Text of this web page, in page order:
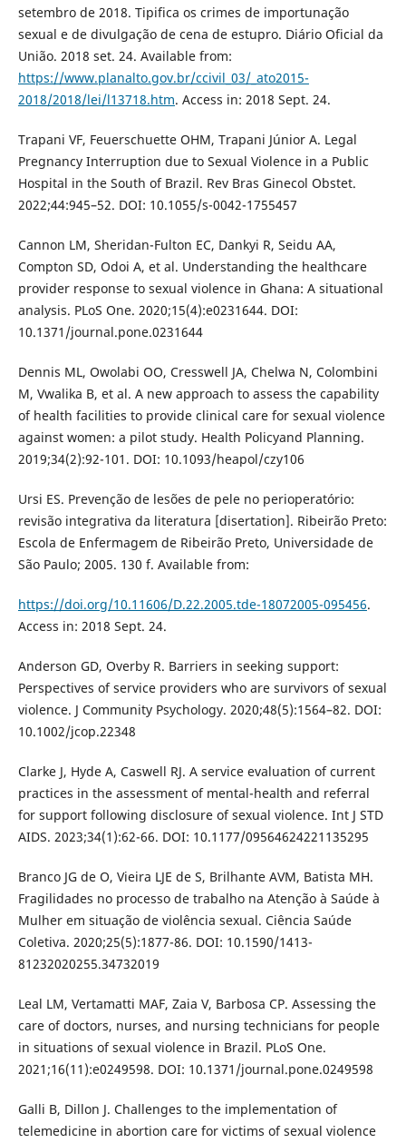
setembro de 2018. Tipifica os crimes de importunação
sexual e de divulgação de cena de estupro. Diário Oficial da
União. 2018 set. 24. Available from:
https://www.planalto.gov.br/ccivil_03/_ato2015-
2018/2018/lei/l13718.htm. Access in: 2018 Sept. 24.
Trapani VF, Feuerschuette OHM, Trapani Júnior A. Legal
Pregnancy Interruption due to Sexual Violence in a Public
Hospital in the South of Brazil. Rev Bras Ginecol Obstet.
2022;44:945–52. DOI: 10.1055/s-0042-1755457
Cannon LM, Sheridan-Fulton EC, Dankyi R, Seidu AA,
Compton SD, Odoi A, et al. Understanding the healthcare
provider response to sexual violence in Ghana: A situational
analysis. PLoS One. 2020;15(4):e0231644. DOI:
10.1371/journal.pone.0231644
Dennis ML, Owolabi OO, Cresswell JA, Chelwa N, Colombini
M, Vwalika B, et al. A new approach to assess the capability
of health facilities to provide clinical care for sexual violence
against women: a pilot study. Health Policyand Planning.
2019;34(2):92-101. DOI: 10.1093/heapol/czy106
Ursi ES. Prevenção de lesões de pele no perioperatório:
revisão integrativa da literatura [disertation]. Ribeirão Preto:
Escola de Enfermagem de Ribeirão Preto, Universidade de
São Paulo; 2005. 130 f. Available from:
https://doi.org/10.11606/D.22.2005.tde-18072005-095456.
Access in: 2018 Sept. 24.
Anderson GD, Overby R. Barriers in seeking support:
Perspectives of service providers who are survivors of sexual
violence. J Community Psychology. 2020;48(5):1564–82. DOI:
10.1002/jcop.22348
Clarke J, Hyde A, Caswell RJ. A service evaluation of current
practices in the assessment of mental-health and referral
for support following disclosure of sexual violence. Int J STD
AIDS. 2023;34(1):62-66. DOI: 10.1177/09564624221135295
Branco JG de O, Vieira LJE de S, Brilhante AVM, Batista MH.
Fragilidades no processo de trabalho na Atenção à Saúde à
Mulher em situação de violência sexual. Ciência Saúde
Coletiva. 2020;25(5):1877-86. DOI: 10.1590/1413-
81232020255.34732019
Leal LM, Vertamatti MAF, Zaia V, Barbosa CP. Assessing the
care of doctors, nurses, and nursing technicians for people
in situations of sexual violence in Brazil. PLoS One.
2021;16(11):e0249598. DOI: 10.1371/journal.pone.0249598
Galli B, Dillon J. Challenges to the implementation of
telemedicine in abortion care for victims of sexual violence